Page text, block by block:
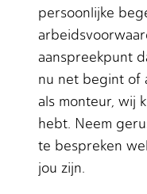
persoonlijke
aanspreekpunt
nu net begint of
als monteur, wij
hebt. Neem
te bespreken
jou zijn.